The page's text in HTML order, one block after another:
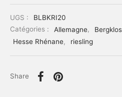
UGS :
BLBKRI20
Catégories :
Allemagne,
Hesse Rhénane, riesling
Share